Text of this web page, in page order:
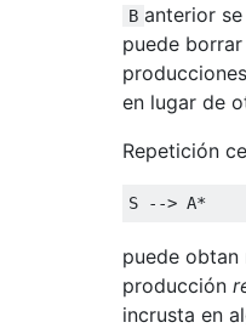
B anterior
puede
en lugar de
Repetición
puede obtan
producción
incrusta en